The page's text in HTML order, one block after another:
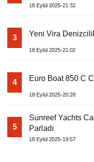
18 Eylül 2025-21:32
3 Yeni Vira
18 Eylül 2025-21:02
4 Euro Boat 850 C
18 Eylül 2025-20:28
5
Sunreef Yachts
Parladı
18 Eylül 2025-19:57